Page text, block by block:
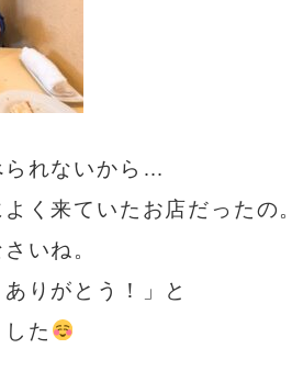
られないから…
く来ていたお店だったの。
いね。
りがとう！」と
た